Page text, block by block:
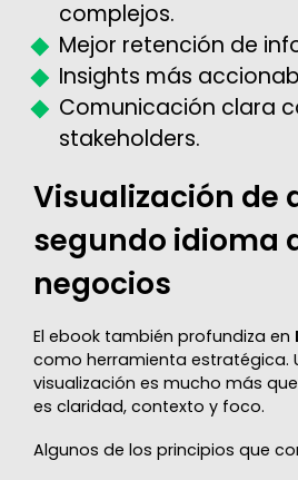
complejos.
Mejor retención de
Insights más
Comunicación clara
stakeholders.
Visualización de
segundo idioma
negocios
El ebook también profundiza en
como herramienta estratégica.
visualización es mucho más
es claridad, contexto y foco.
Algunos de los principios que